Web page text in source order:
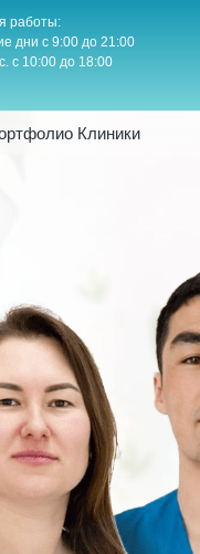
работы:
дни с 9:00 до 21:00
с 10:00 до 18:00
Клиники